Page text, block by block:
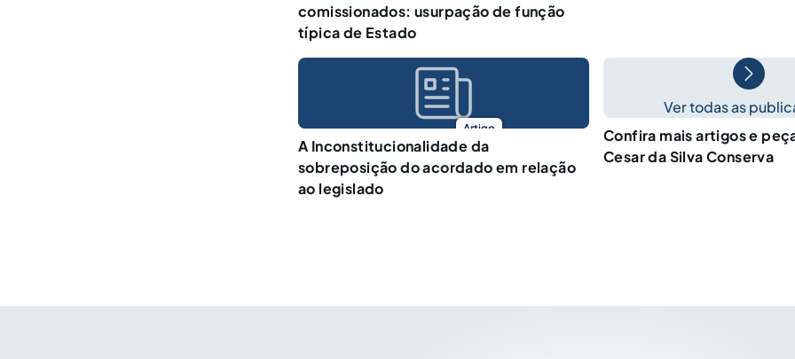
comissionados: usurpação de função
típica de Estado
Artigo
A Inconstitucionalidade da
sobreposição do acordado em relação
ao legislado
Ver todas as
Confira mais artigos e
Cesar da Silva Conserva